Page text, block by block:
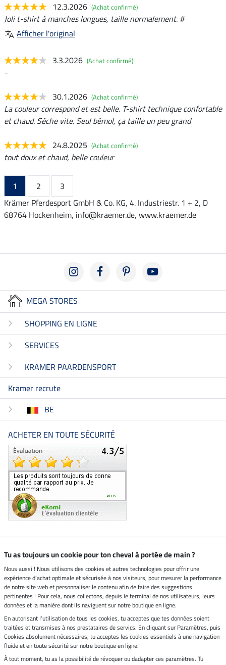
12.3.2026 (Achat confirmé)
Joli t-shirt à manches longues, taille normalement. #
Afficher l'original
3.3.2026 (Achat confirmé)
-
30.1.2026 (Achat confirmé)
La couleur correspond et est belle. T-shirt technique confortable
et chaud. Sèche vite. Seul bémol, ça taille un peu grand
24.8.2025 (Achat confirmé)
tout doux et chaud, belle couleur
1 2
3
Krämer Pferdesport GmbH & Co. KG, 4. Industriestr. 1 + 2, D
68764 Hockenheim, info@kraemer.de, www.kraemer.de
MEGA STORES
SHOPPING EN LIGNE
SERVICES
KRAMER PAARDENSPORT
Kramer recrute
BE
ACHETER EN TOUTE SÉCURITÉ
Boutique climatiquement
Livraison par
Paiement sécurisé
Tu as toujours un cookie pour ton cheval à portée de main ?
Nous aussi ! Nous utilisons des cookies et autres technologies pour offrir une
expérience d'achat optimale et sécurisée à nos visiteurs, pour mesurer la performance
de notre site web et personnaliser le contenu afin de faire des suggestions
pertinentes ! Pour cela, nous collectons, depuis le terminal de nos utilisateurs, leurs
données et la manière dont ils naviguent sur notre boutique en ligne.
En autorisant l'utilisation de tous les cookies, tu acceptes que tes données soient
traitées et transmises à nos prestataires de servics. En cliquant sur Paramètres, puis
Cookies absolument nécessaires, tu acceptes les cookies essentiels à une navigation
fluide et en toute sécurité sur notre boutique en ligne.
À tout moment, tu as la possibilité de révoquer ou dadapter ces paramètres. Tu